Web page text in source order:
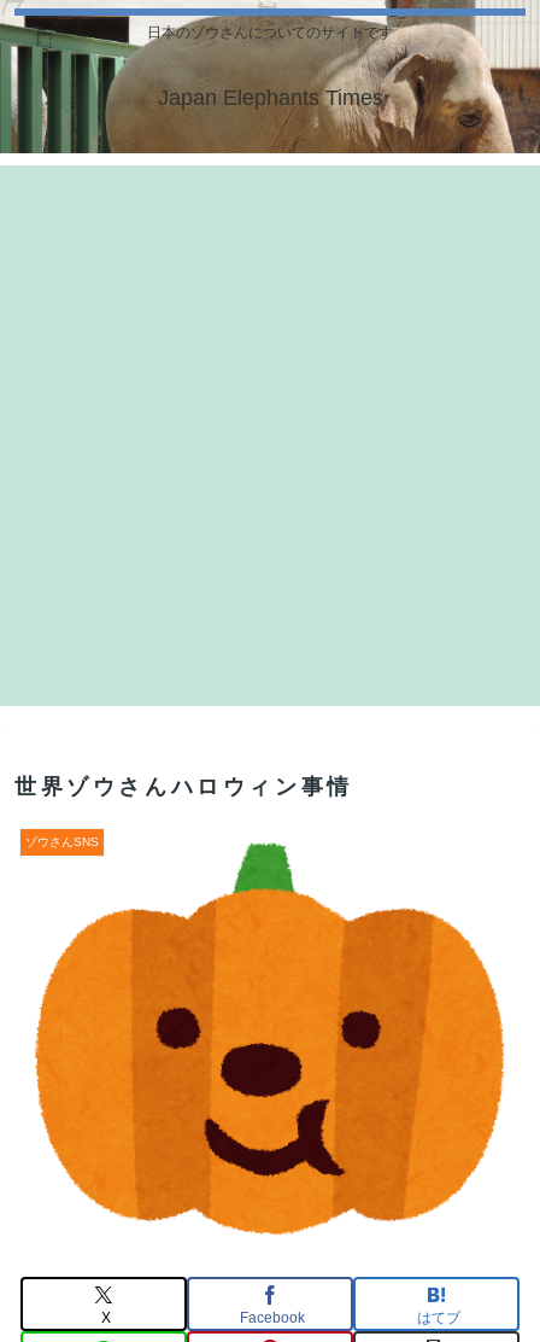
日本のゾウさんについてのサイトです
Japan Elephants Times
世界ゾウさんハロウィン事情
ゾウさんSNS
X Facebook はてブ